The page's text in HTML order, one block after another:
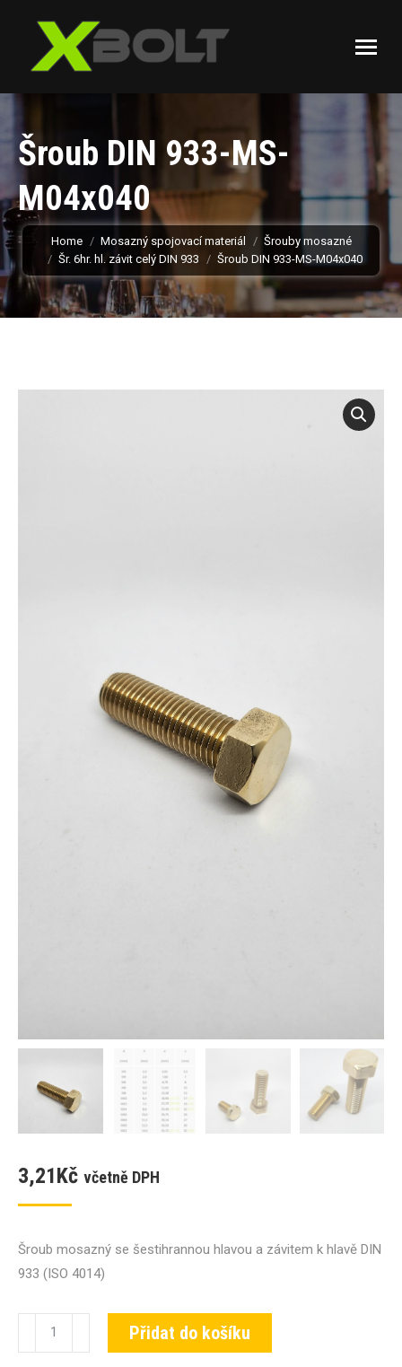
Šroub DIN 933-MS-
M04x040
You are here:
Home Mosazný spojovací materiál
Šrouby mosazné
Šr. 6hr. hl. závit celý DIN 933
Šroub DIN 933-MS-M04x040
3,21Kč včetně DPH
Šroub mosazný se šestihrannou hlavou a závitem k hlavě DIN
933 (ISO 4014)
Přidat do košíku